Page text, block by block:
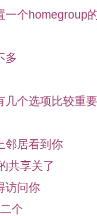
一个homegroup
多
几个选项比较重要
邻居看到你
共享关了
访问你
个